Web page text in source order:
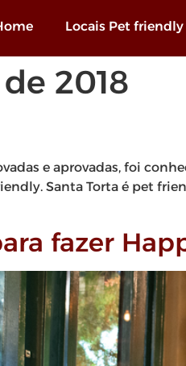
Locais Pet friendly
2018
e aprovadas, foi
Santa Torta é pet
fazer